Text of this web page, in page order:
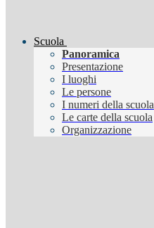
Scuola
Panoramica
Presentazione
I luoghi
Le persone
I numeri della scuola
Le carte della scuola
Organizzazione